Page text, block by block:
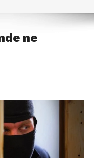
ne